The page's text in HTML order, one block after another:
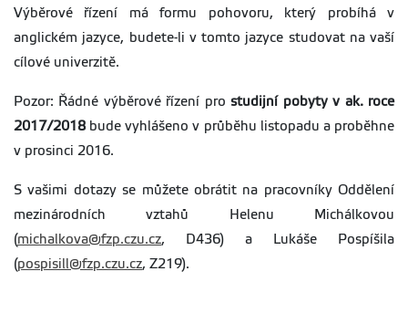
Výběrové řízení má formu pohovoru, který probíhá v
anglickém jazyce, budete-li v tomto jazyce studovat na vaší
cílové univerzitě.
Pozor: Řádné výběrové řízení prostudijní pobyty v ak. roce
2017/2018 bude vyhlášeno v průběhu listopadu a proběhne
v prosinci 2016.
S vašimi dotazy se můžete obrátit na pracovníky Oddělení
mezinárodních vztahů Helenu Michálkovou
(michalkova@fzp.czu.cz, D436) a Lukáše Pospíšila
(pospisill@fzp.czu.cz, Z219).